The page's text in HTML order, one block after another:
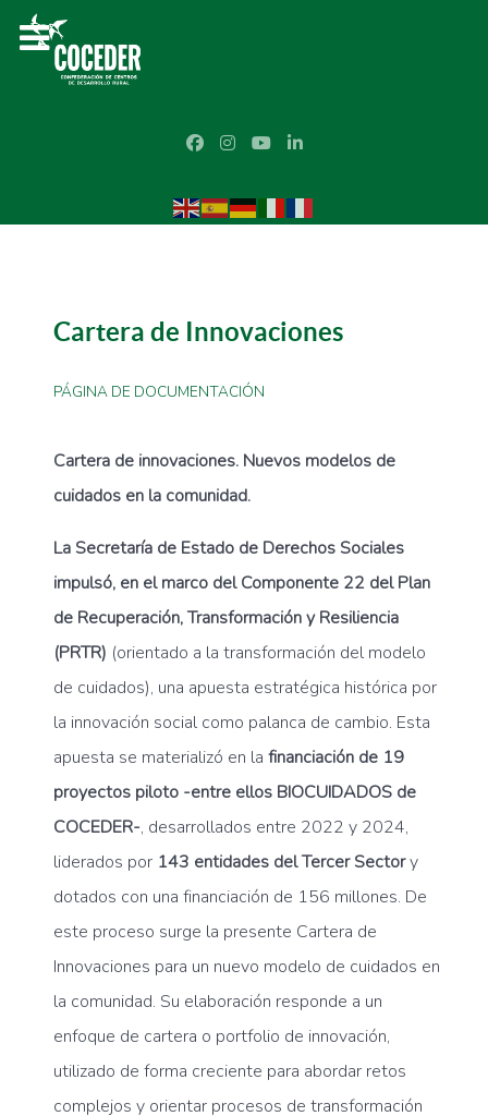
Cartera de Innovaciones
PÁGINA DE DOCUMENTACIÓN
Cartera de innovaciones. Nuevos modelos de
cuidados en la comunidad.
La Secretaría de Estado de Derechos Sociales
impulsó, en el marco del Componente 22 del Plan
de Recuperación, Transformación y Resiliencia
(PRTR) (orientado a la transformación del modelo
de cuidados), una apuesta estratégica histórica por
la innovación social como palanca de cambio. Esta
apuesta se materializó en la financiación de 19
proyectos piloto -entre ellos BIOCUIDADOS de
COCEDER-, desarrollados entre 2022 y 2024,
liderados por 143 entidades del Tercer Sectory
dotados con una financiación de 156 millones. De
este proceso surge la presente Cartera de
Innovaciones para un nuevo modelo de cuidados en
la comunidad. Su elaboración responde a un
enfoque de cartera o portfolio de innovación,
utilizado de forma creciente para abordar retos
complejos y orientar procesos de transformación